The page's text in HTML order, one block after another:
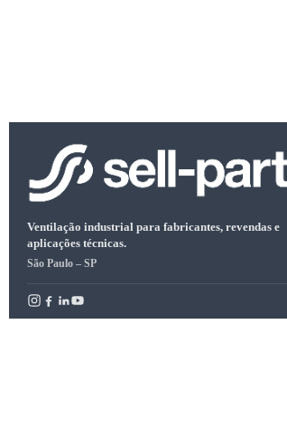
Ventilação industrial para fabricantes, revendas e
aplicações técnicas.
São Paulo – SP